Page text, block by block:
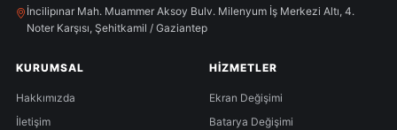
İncilipınar Mah. Muammer Aksoy Bulv. Milenyum İş Merkezi Altı, 4.
Noter Karşısı, Şehitkamil / Gaziantep
KURUMSAL
Hakkımızda
İletişim
HIZMETLER
Ekran Değişimi
Batarya Değişimi